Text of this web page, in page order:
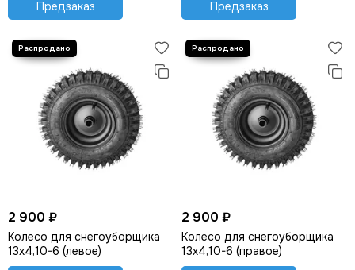
Предзаказ
Предзаказ
2 900 ₽
Колесо для снегоуборщика
13х4,10-6 (левое)
2 900 ₽
Колесо для снегоуборщика
13х4,10-6 (правое)